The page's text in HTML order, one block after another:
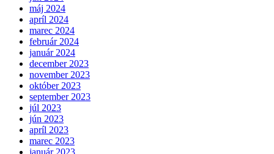
máj 2024
apríl 2024
marec 2024
február 2024
január 2024
december 2023
november 2023
október 2023
september 2023
júl 2023
jún 2023
apríl 2023
marec 2023